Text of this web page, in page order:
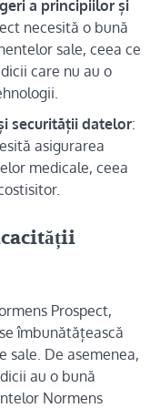
a principiilor și
necesită o bună
sale, ceea ce
care nu au o
securității datelor:
asigurarea
medicale, ceea
Prospect,
îmbunătățească
sale. De asemenea,
au o bună
Normens